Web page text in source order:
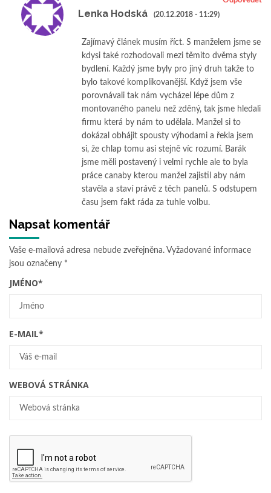
Lenka Hodská (20.12.2018 - 11:29)
Zajímavý článek musím říct. S manželem jsme se
kdysi také rozhodovali mezi těmito dvěma styly
bydlení. Každý jsme byly pro jiný druh takže to
bylo takové komplikovanější. Když jsem vše
porovnávali tak nám vycházel lépe dům z
montovaného panelu než zděný, tak jsme hledali
firmu která by nám to udělala. Manžel si to
dokázal obhájit spousty výhodami a řekla jsem
si, že chlap tomu asi stejně víc rozumí. Barák
jsme měli postavený i velmi rychle ale to byla
práce canaby kterou manžel zajistil aby nám
stavěla a staví právě z těch panelů. S odstupem
času jsem fakt ráda za tuhle volbu.
Napsat komentář
Vaše e-mailová adresa nebude zveřejněna. Vyžadované informace
jsou označeny *
JMÉNO*
E-MAIL*
WEBOVÁ STRÁNKA